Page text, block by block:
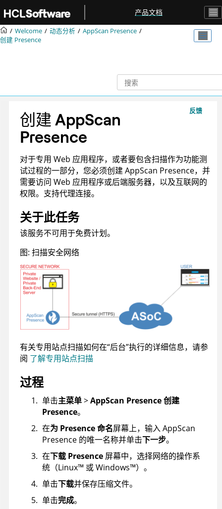
产品文档
Welcome 动态分析
AppScan Presence
创建 Presence
反馈
创建 AppScan
Presence
对于专用 Web 应用程序，或者要包含扫描作为功能测
试过程的一部分，您必须创建AppScan Presence，并
需要访问 Web 应用程序或后端服务器，以及互联网的
权限。支持代理连接。
关于此任务
该服务不可用于免费计划。
图 扫描安全网络
有关专用站点扫描如何在“后台”执行的详细信息，请参
阅 了解专用站点扫描
过程
单击主菜单>AppScan Presence 创建
Presence。
在为 Presence 命名屏幕上，输入AppScan
Presence 的唯一名称并单击下一步。
在下载 Presence 屏幕中，选择网络的操作系
统（Linux™ 或Windows™）。
单击下载并保存压缩文件。
单击完成。